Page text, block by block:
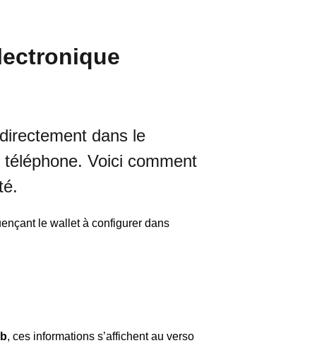
dans le
Voici comment
le wallet à configurer dans
, ces informations s’affichent au verso